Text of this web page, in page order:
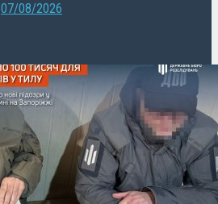
07/08/2026